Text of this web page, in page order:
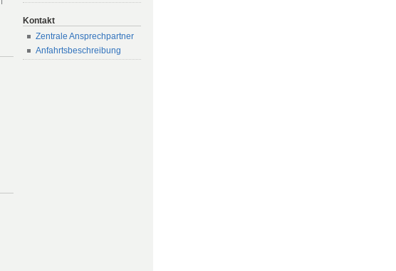
Kontakt
Zentrale Ansprechpartner
Anfahrtsbeschreibung